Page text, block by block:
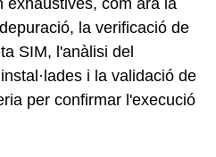
exhaustives, com ara la
la verificació de
SIM, l'anàlisi del
i la validació de
per confirmar l'execució